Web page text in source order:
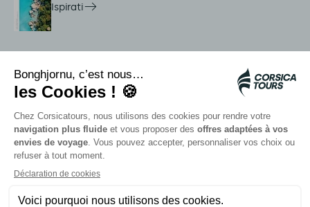
Ispirati
Navette Citadina
Allarme meduse
Autocars rapides bleus
Contattate i nostri consulenti